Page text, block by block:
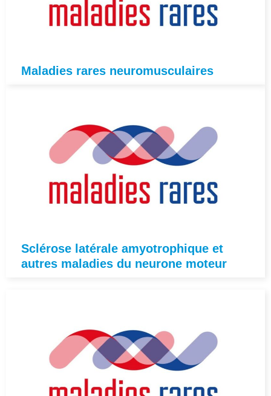
Maladies rares neuromusculaires
Sclérose latérale amyotrophique et
autres maladies du neurone moteur